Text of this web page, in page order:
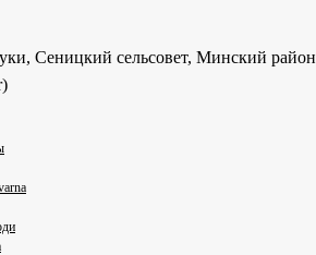
Сеницкий сельсовет, Минский район